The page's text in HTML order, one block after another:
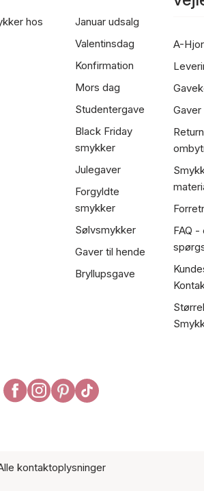
hos
Januar udsalg
Valentinsdag
Konfirmation
Mors dag
Studentergave
Black Friday
smykker
Julegaver
Forgyldte
smykker
Sølvsmykker
Gaver til hende
Bryllupsgave
A-
FAQ
kontaktoplysninger